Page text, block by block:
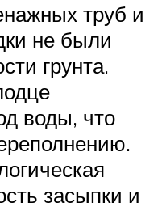
труб и
не были
грунта.
воды, что
засыпки и